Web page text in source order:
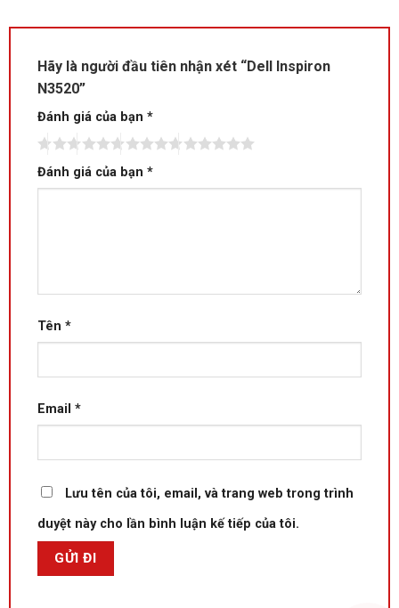
Hãy là người đầu tiên nhận xét “Dell Inspiron
N3520”
Đánh giá của bạn *
Đánh giá của bạn *
Tên *
Email *
Lưu tên của tôi, email, và trang web trong trình
duyệt này cho lần bình luận kế tiếp của tôi.